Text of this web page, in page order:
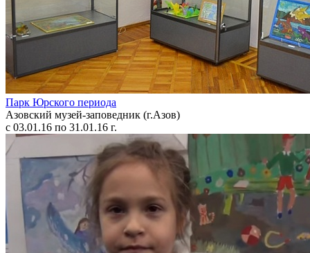
Парк Юрского периода
Азовский музей-заповедник (г.Азов)
с 03.01.16 по 31.01.16 г.